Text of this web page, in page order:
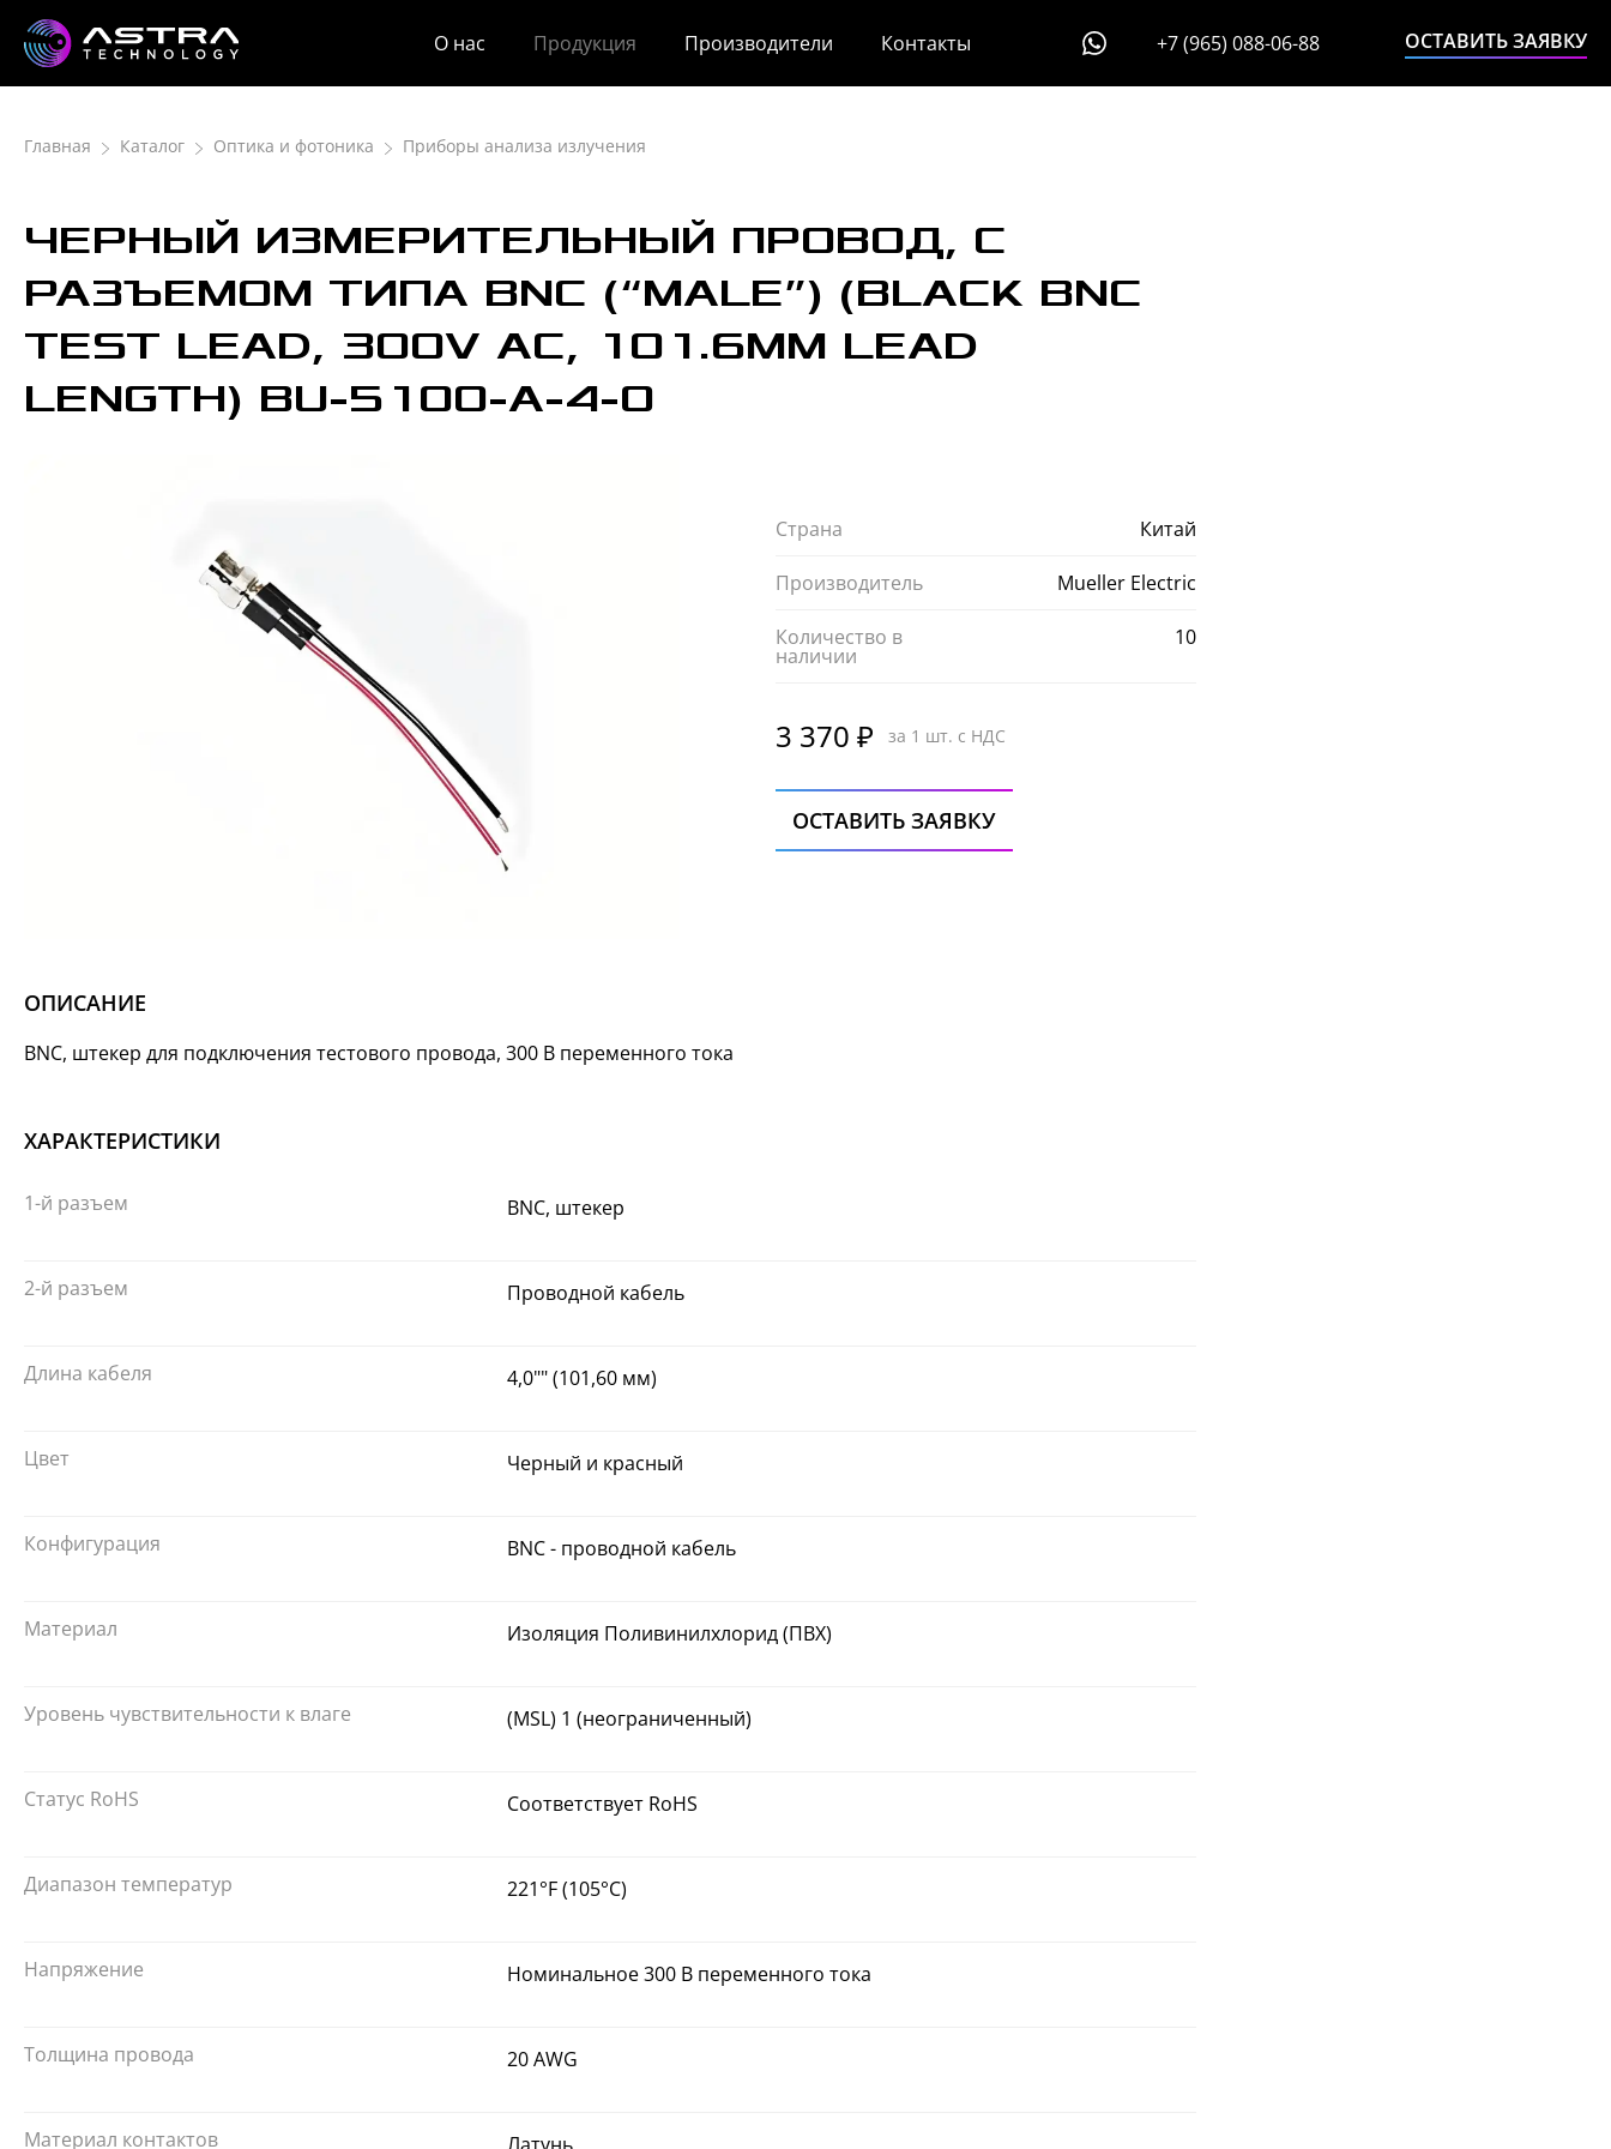
О нас Продукция Производители Контакты +7 (965) 088-06-88 ОСТАВИТЬ ЗАЯВКУ
Главная Каталог Оптика и фотоника Приборы анализа излучения
ЧЕРНЫЙ ИЗМЕРИТЕЛЬНЫЙ ПРОВОД, С
РАЗЪЕМОМ ТИПА BNC (“MALE”) (BLACK BNC
TEST LEAD, 300V AC, 101.6MM LEAD
LENGTH) BU-5100-A-4-0
Страна Китай
Производитель Mueller Electric
Количество в
наличии
10
3 370 ₽ за 1 шт. с НДС
ОСТАВИТЬ ЗАЯВКУ
ОПИСАНИЕ
BNC, штекер для подключения тестового провода, 300 В переменного тока
ХАРАКТЕРИСТИКИ
1-й разъем BNC, штекер
2-й разъем Проводной кабель
Длина кабеля 4,0"" (101,60 мм)
Цвет Черный и красный
Конфигурация BNC - проводной кабель
Материал Изоляция Поливинилхлорид (ПВХ)
Уровень чувствительности к влаге (MSL) 1 (неограниченный)
Статус RoHS Соответствует RoHS
Диапазон температур 221°F (105°C)
Напряжение Номинальное 300 В переменного тока
Толщина провода 20 AWG
Материал контактов Латунь